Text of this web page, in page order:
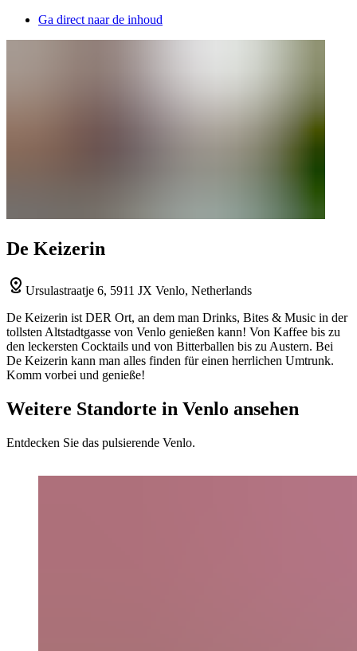
Ga direct naar de inhoud
De Keizerin
Ursulastraatje 6, 5911 JX Venlo, Netherlands
De Keizerin ist DER Ort, an dem man Drinks, Bites & Music in der
tollsten Altstadtgasse von Venlo genießen kann! Von Kaffee bis zu
den leckersten Cocktails und von Bitterballen bis zu Austern. Bei
De Keizerin kann man alles finden für einen herrlichen Umtrunk.
Komm vorbei und genieße!
Weitere Standorte in Venlo ansehen
Entdecken Sie das pulsierende Venlo.